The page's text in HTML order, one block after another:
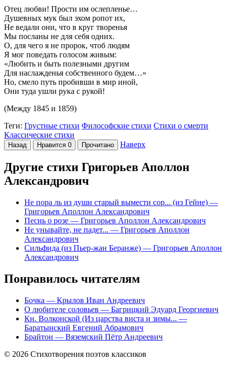
Отец любви! Прости им ослепленье…
Душевных мук был эхом ропот их,
Не ведали они, что в круг творенья
Мы посланы не для себя одних.
О, для чего я не пророк, чтоб людям
Я мог поведать голосом живым:
«Любить и быть полезными другим
Для наслажденья собственного будем…»
Но, смело путь пробивши в мир иной,
Они туда ушли рука с рукой!
(Между 1845 и 1859)
Теги: Грустные стихи Философские стихи Стихи о смерти
Классические стихи
Назад Нравится 0 Прочитано Наверх
Другие стихи Григорьев Аполлон
Александрович
Не пора ль из души старый вымести сор... (из Гейне) —
Григорьев Аполлон Александрович
Песнь о розе — Григорьев Аполлон Александрович
Не унывайте, не падет... — Григорьев Аполлон
Александрович
Сильфида (из Пьер-жан Беранже) — Григорьев Аполлон
Александрович
Понравилось читателям
Бочка — Крылов Иван Андреевич
О любителе соловьев — Багрицкий Эдуард Георгиевич
Кн. Волконской (Из царства виста и зимы... —
Баратынский Евгений Абрамович
Брайтон — Вяземский Пётр Андреевич
© 2026 Стихотворения поэтов классиков